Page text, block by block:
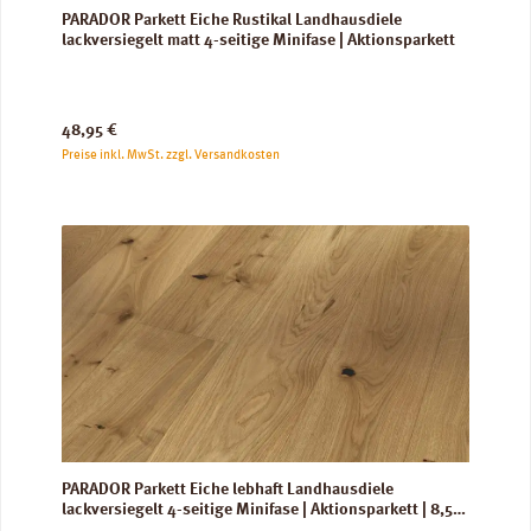
PARADOR Parkett Eiche Rustikal Landhausdiele
lackversiegelt matt 4-seitige Minifase | Aktionsparkett
Regulärer Preis:
48,95 €
Preise inkl. MwSt. zzgl. Versandkosten
PARADOR Parkett Eiche lebhaft Landhausdiele
lackversiegelt 4-seitige Minifase | Aktionsparkett | 8,5